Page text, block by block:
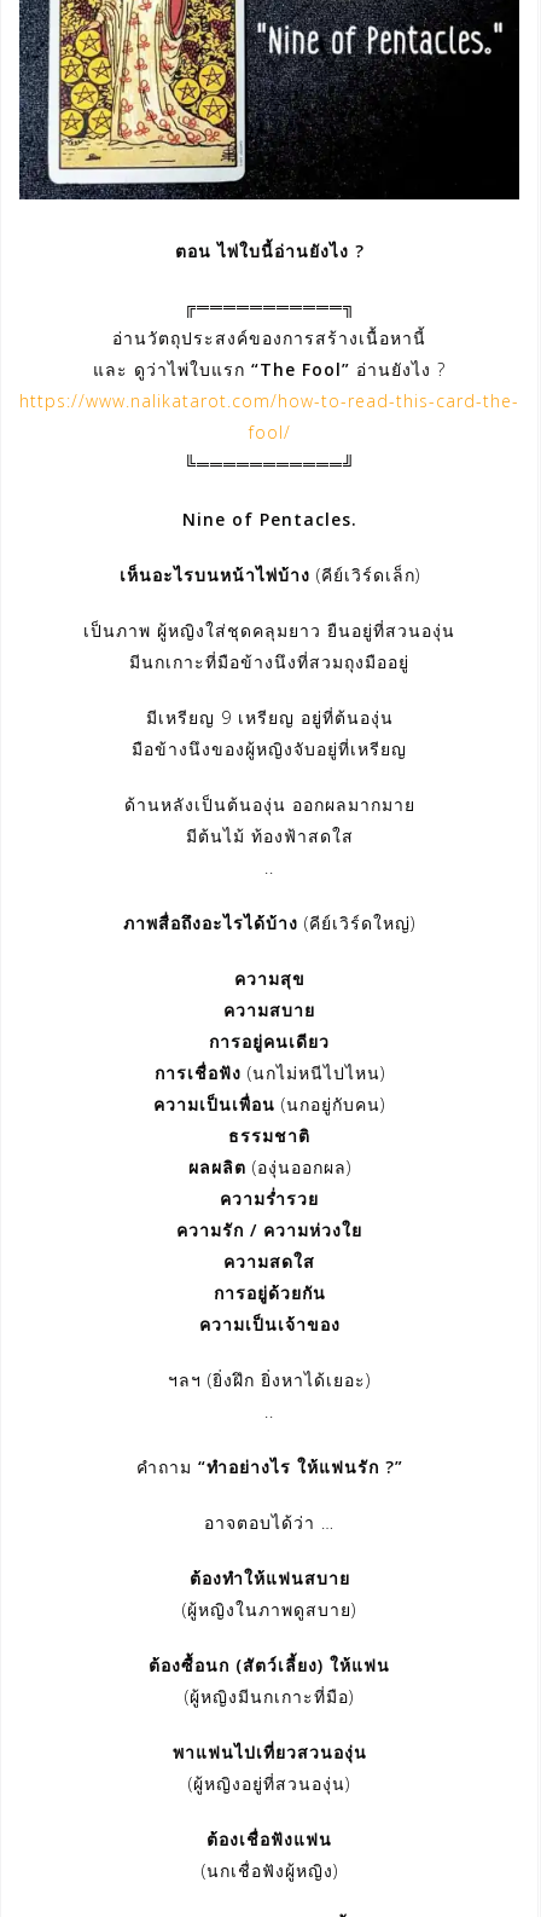
ตอน ไพ่ใบนี้อ่านยังไง ?
╔═══════════╗
อ่านวัตถุประสงค์ของการสร้างเนื้อหานี้
และ ดูว่าไพ่ใบแรก “The Fool” อ่านยังไง ?
https://www.nalikatarot.com/how-to-read-this-card-the-
fool/
╚═══════════╝
Nine of Pentacles.
เห็นอะไรบนหน้าไพ่บ้าง (คีย์เวิร์ดเล็ก)
เป็นภาพ ผู้หญิงใส่ชุดคลุมยาว ยืนอยู่ที่สวนองุ่น
มีนกเกาะที่มือข้างนึงที่สวมถุงมืออยู่
มีเหรียญ 9 เหรียญ อยู่ที่ต้นองุ่น
มือข้างนึงของผู้หญิงจับอยู่ที่เหรียญ
ด้านหลังเป็นต้นองุ่น ออกผลมากมาย
มีต้นไม้ ท้องฟ้าสดใส
ภาพสื่อถึงอะไรได้บ้าง (คีย์เวิร์ดใหญ่)
ความสุข
ความสบาย
การอยู่คนเดียว
การเชื่อฟัง (นกไม่หนีไปไหน)
ความเป็นเพื่อน (นกอยู่กับคน)
ธรรมชาติ
ผลผลิต (องุ่นออกผล)
ความร่ำรวย
ความรัก / ความห่วงใย
ความสดใส
การอยู่ด้วยกัน
ความเป็นเจ้าของ
ฯลฯ (ยิ่งฝึก ยิ่งหาได้เยอะ)
คำถาม “ทำอย่างไร ให้แฟนรัก ?”
อาจตอบได้ว่า …
ต้องทำให้แฟนสบาย
(ผู้หญิงในภาพดูสบาย)
ต้องซื้อนก (สัตว์เลี้ยง) ให้แฟน
(ผู้หญิงมีนกเกาะที่มือ)
พาแฟนไปเที่ยวสวนองุ่น
(ผู้หญิงอยู่ที่สวนองุ่น)
ต้องเชื่อฟังแฟน
(นกเชื่อฟังผู้หญิง)